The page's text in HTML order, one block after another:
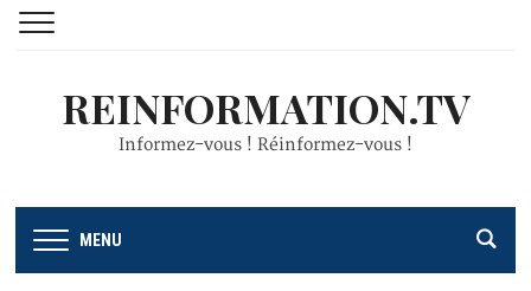
REINFORMATION.TV
Informez-vous ! Réinformez-vous !
MENU